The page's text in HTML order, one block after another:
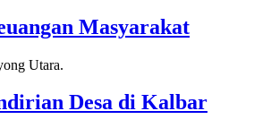
Masyarakat
Desa di Kalbar